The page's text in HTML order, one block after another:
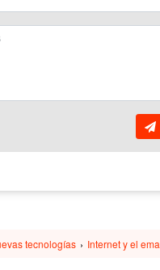
tecnologías › Internet y el